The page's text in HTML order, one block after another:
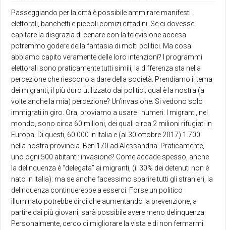
Passeggiando per la città è possibile ammirare manifesti
elettorali, banchetti e piccoli comizi cittadini. Se ci dovesse
capitare la disgrazia di cenare con la televisione accesa
potremmo godere della fantasia di molti politici. Ma cosa
abbiamo capito veramente delle loro intenzioni? I programmi
elettorali sono praticamente tutti simili, la differenza sta nella
percezione che riescono a dare della società. Prendiamo il tema
dei migranti, il più duro utilizzato dai politici; qual è la nostra (a
volte anche la mia) percezione? Un’invasione. Si vedono solo
immigrati in giro. Ora, proviamo a usare i numeri. I migranti, nel
mondo, sono circa 60 milioni, dei quali circa 2 milioni rifugiati in
Europa. Di questi, 60.000 in Italia e (al 30 ottobre 2017) 1.700
nella nostra provincia. Ben 170 ad Alessandria. Praticamente,
uno ogni 500 abitanti: invasione? Come accade spesso, anche
la delinquenza è “delegata” ai migranti, (il 30% dei detenuti non è
nato in Italia): ma se anche facessimo sparire tutti gli stranieri, la
delinquenza continuerebbe a esserci. Forse un politico
illuminato potrebbe dirci che aumentando la prevenzione, a
partire dai più giovani, sarà possibile avere meno delinquenza.
Personalmente, cerco di migliorare la vista e di non fermarmi